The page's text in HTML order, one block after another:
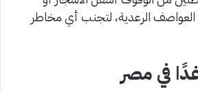
العواصف الرعدية، لتجنب أي مخاطر
في مصر